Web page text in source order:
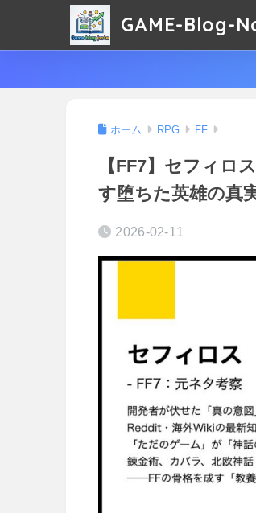
GAME-Blog-
ホーム RPG FF
【FF7】セフィロ
す堕ちた英雄の真
2026-02-11